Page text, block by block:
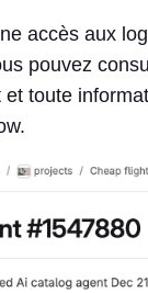
accès aux
pouvez
toute